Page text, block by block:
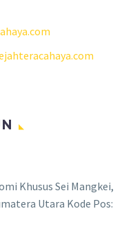
Khusus Sei Mangkei,
Utara Kode Pos: